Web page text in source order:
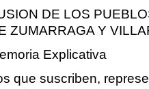
DE LOS
ZUMARRAGA Y
Explicativa
que suscriben,